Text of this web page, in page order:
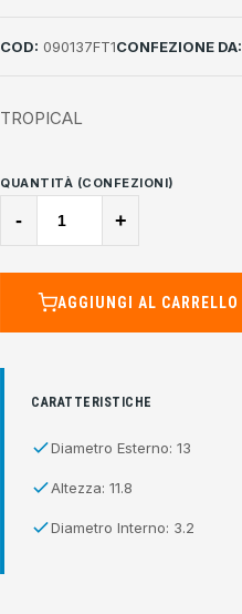
COD: 090137FT1CONFEZIONE DA:
TROPICAL
QUANTITÀ (CONFEZIONI)
- +
AGGIUNGI AL CARRELLO
CARATTERISTICHE
Diametro Esterno: 13
Altezza: 11.8
Diametro Interno: 3.2